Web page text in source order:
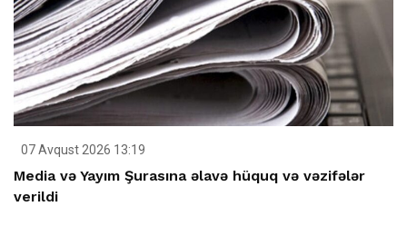
07 Avqust 2026 13:19
Media və Yayım Şurasına əlavə hüquq və vəzifələr
verildi